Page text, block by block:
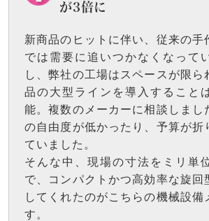
が3倍に
新商品のヒットに伴い、従来の手
では需要に追いつかなくなって
し、弊社の工場はスペースが限ら
品の大型ラインを導入すること
能。複数のメーカーに相談しまし
の自由度が低かったり、予算が折
ていました。
そんな中、現場の寸法をミリ単
で、コンパクトかつ高効率な旋回
してくれたのがこちらの機械設備
す。